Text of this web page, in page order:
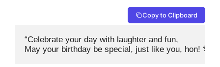
Copy to Clipboard
“Celebrate your day with laughter and fun,
May your birthday be special, just like you, hon!